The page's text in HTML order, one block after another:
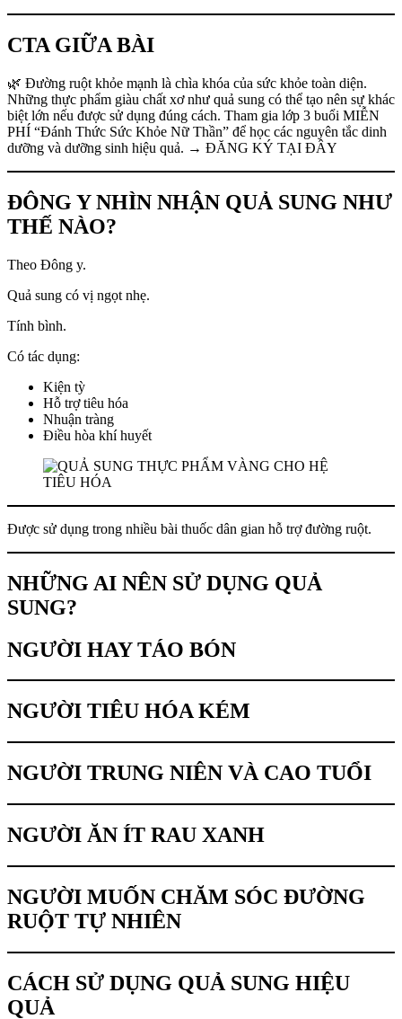
CTA GIỮA BÀI
🌿 Đường ruột khỏe mạnh là chìa khóa của sức khỏe toàn diện.
Những thực phẩm giàu chất xơ như quả sung có thể tạo nên sự khác
biệt lớn nếu được sử dụng đúng cách. Tham gia lớp 3 buổi MIỄN
PHÍ “Đánh Thức Sức Khỏe Nữ Thần” để học các nguyên tắc dinh
dưỡng và dưỡng sinh hiệu quả. → ĐĂNG KÝ TẠI ĐÂY
ĐÔNG Y NHÌN NHẬN QUẢ SUNG NHƯ
THẾ NÀO?
Theo Đông y.
Quả sung có vị ngọt nhẹ.
Tính bình.
Có tác dụng:
Kiện tỳ
Hỗ trợ tiêu hóa
Nhuận tràng
Điều hòa khí huyết
Được sử dụng trong nhiều bài thuốc dân gian hỗ trợ đường ruột.
NHỮNG AI NÊN SỬ DỤNG QUẢ
SUNG?
NGƯỜI HAY TÁO BÓN
NGƯỜI TIÊU HÓA KÉM
NGƯỜI TRUNG NIÊN VÀ CAO TUỔI
NGƯỜI ĂN ÍT RAU XANH
NGƯỜI MUỐN CHĂM SÓC ĐƯỜNG
RUỘT TỰ NHIÊN
CÁCH SỬ DỤNG QUẢ SUNG HIỆU
QUẢ